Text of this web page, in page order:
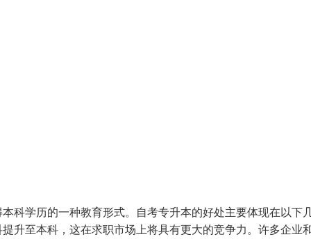
科学历的一种教育形式。自考专升本的好处主要体现在以下
升至本科，这在求职市场上将具有更大的竞争力。许多企业